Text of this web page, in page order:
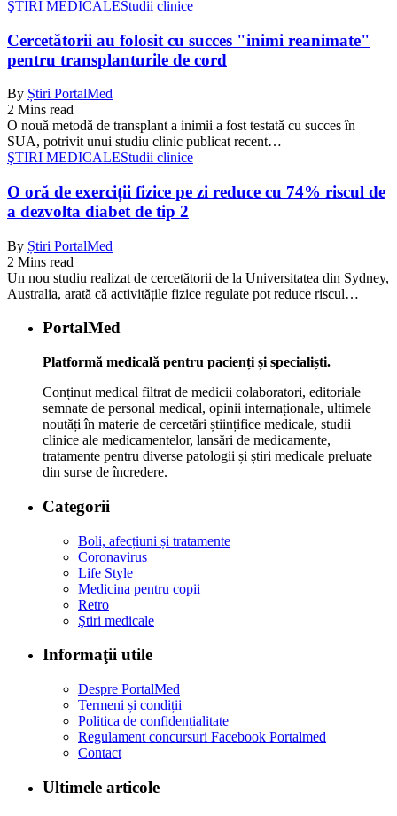
ŞTIRI MEDICALEStudii clinice
Cercetătorii au folosit cu succes "inimi reanimate"
pentru transplanturile de cord
By Știri PortalMed
2 Mins read
O nouă metodă de transplant a inimii a fost testată cu succes în
SUA, potrivit unui studiu clinic publicat recent…
ŞTIRI MEDICALEStudii clinice
O oră de exerciții fizice pe zi reduce cu 74% riscul de
a dezvolta diabet de tip 2
By Știri PortalMed
2 Mins read
Un nou studiu realizat de cercetătorii de la Universitatea din Sydney,
Australia, arată că activitățile fizice regulate pot reduce riscul…
PortalMed
Platformă medicală pentru pacienți și specialiști.
Conținut medical filtrat de medicii colaboratori, editoriale
semnate de personal medical, opinii internaționale, ultimele
noutăți în materie de cercetări științifice medicale, studii
clinice ale medicamentelor, lansări de medicamente,
tratamente pentru diverse patologii și știri medicale preluate
din surse de încredere.
Categorii
Boli, afecțiuni și tratamente
Coronavirus
Life Style
Medicina pentru copii
Retro
Ştiri medicale
Informaţii utile
Despre PortalMed
Termeni și condiții
Politica de confidențialitate
Regulament concursuri Facebook Portalmed
Contact
Ultimele articole